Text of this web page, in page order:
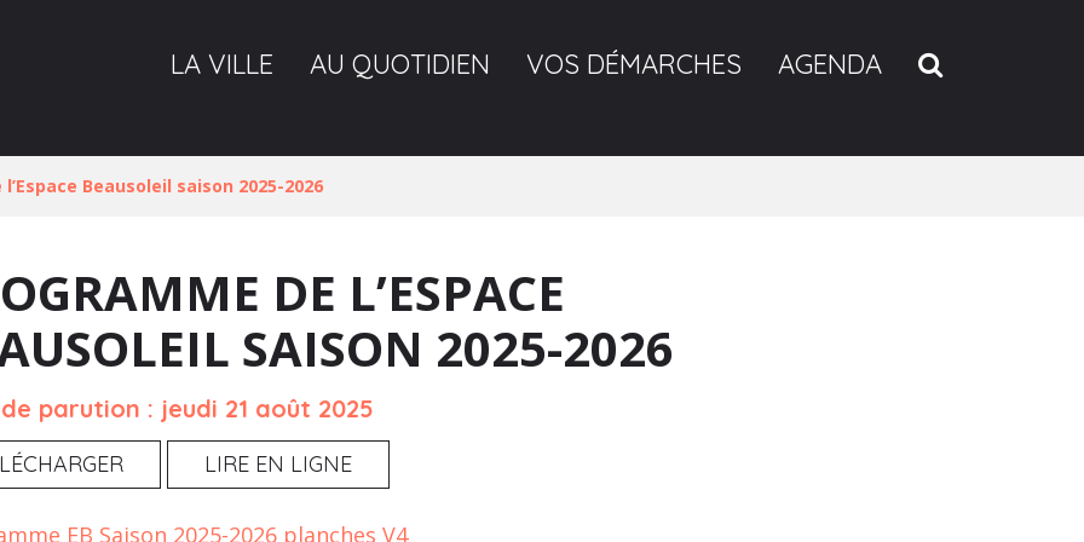
LA VILLE AU QUOTIDIEN VOS DÉMARCHES AGENDA
Beausoleil saison 2025-2026
DE L’ESPACE
SAISON 2025-2026
parution : jeudi 21 août 2025
LIRE EN LIGNE
EB Saison 2025-2026 planches V4